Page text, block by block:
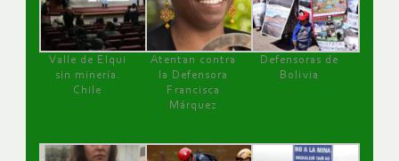
Valle de Elqui
sin minería.
Chile
Atentan contra
la Defensora
Francisca
Márquez
Defensoras de
Bolivia